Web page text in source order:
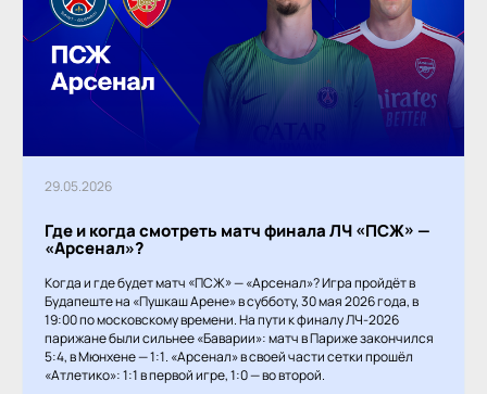
29.05.2026
Где и когда смотреть матч финала ЛЧ «ПСЖ» —
«Арсенал»?
Когда и где будет матч «ПСЖ» — «Арсенал»? Игра пройдёт в
Будапеште на «Пушкаш Арене» в субботу, 30 мая 2026 года, в
19:00 по московскому времени. На пути к финалу ЛЧ-2026
парижане были сильнее «Баварии»: матч в Париже закончился
5:4, в Мюнхене — 1:1. «Арсенал» в своей части сетки прошёл
«Атлетико»: 1:1 в первой игре, 1:0 — во второй.